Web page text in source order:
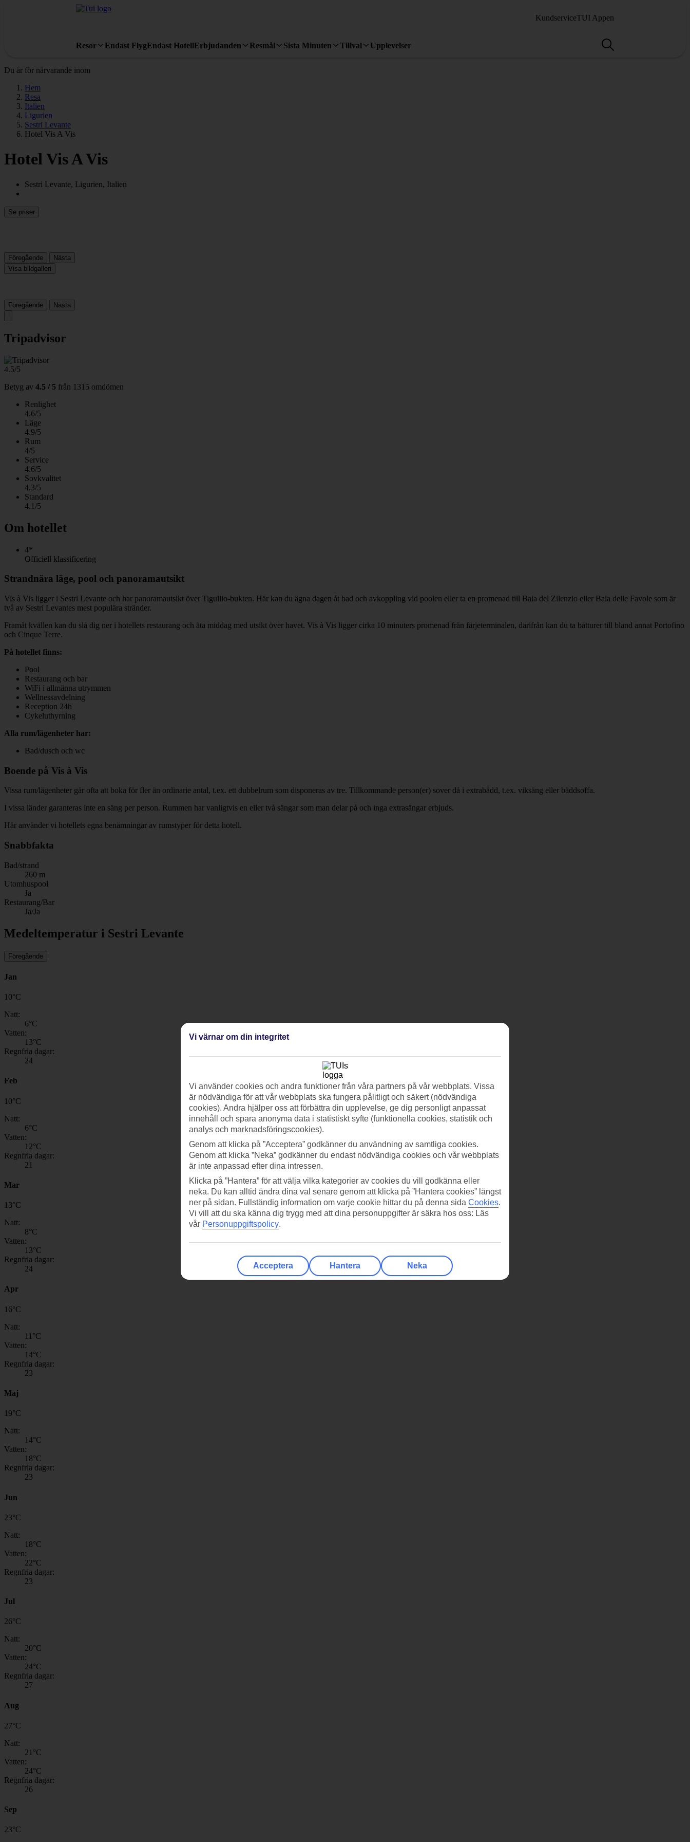
KundserviceTUI Appen
Resor Endast FlygEndast HotellErbjudanden Resmål Sista Minuten Tillval Upplevelser
Du är för närvarande inom
Hem
Resa
Italien
Ligurien
Sestri Levante
Hotel Vis A Vis
Hotel Vis A Vis
Sestri Levante, Ligurien, Italien
Se priser
Föregående
Nästa
Visa bildgalleri
Föregående Nästa
Tripadvisor
4.5/5
Betyg av 4.5 / 5 från 1315 omdömen
Renlighet
4.6/5
Läge
4.9/5
Rum
4/5
Service
4.6/5
Sovkvalitet
4.3/5
Standard
4.1/5
Om hotellet
4*
Officiell klassificering
Strandnära läge, pool och panoramautsikt
Vis à Vis ligger i Sestri Levante och har panoramautsikt över Tigullio-bukten. Här kan du ägna dagen åt bad och avkoppling vid poolen eller ta en promenad till Baia del Zilenzio eller Baia delle Favole som är
två av Sestri Levantes mest populära stränder.
Framåt kvällen kan du slå dig ner i hotellets restaurang och äta middag med utsikt över havet. Vis à Vis ligger cirka 10 minuters promenad från färjeterminalen, därifrån kan du ta båtturer till bland annat Portofino
och Cinque Terre.
På hotellet finns:
Pool
Restaurang och bar
WiFi i allmänna utrymmen
Wellnessavdelning
Reception 24h
Cykeluthyrning
Alla rum/lägenheter har:
Bad/dusch och wc
Boende på Vis à Vis
Vissa rum/lägenheter går ofta att boka för fler än ordinarie antal, t.ex. ett dubbelrum som disponeras av tre. Tillkommande person(er) sover då i extrabädd, t.ex. viksäng eller bäddsoffa.
I vissa länder garanteras inte en säng per person. Rummen har vanligtvis en eller två sängar som man delar på och inga extrasängar erbjuds.
Här använder vi hotellets egna benämningar av rumstyper för detta hotell.
Snabbfakta
Bad/strand
260 m
Utomhuspool
Ja
Restaurang/Bar
Ja/Ja
Medeltemperatur i Sestri Levante
Föregående
Jan
10°C
Natt:
6°C
Vatten:
13°C
Regnfria dagar:
24
Feb
10°C
Natt:
6°C
Vatten:
12°C
Regnfria dagar:
21
Mar
13°C
Natt:
8°C
Vatten:
13°C
Regnfria dagar:
24
Apr
16°C
Natt:
11 °C
Vatten:
14°C
Regnfria dagar:
23
Maj
19°C
Natt:
14°C
Vatten:
18°C
Regnfria dagar:
23
Jun
23°C
Natt:
18°C
Vatten:
22°C
Regnfria dagar:
23
Jul
26°C
Natt:
20°C
Vatten:
24°C
Regnfria dagar:
27
Aug
27°C
Natt:
21 °C
Vatten:
24°C
Regnfria dagar:
26
Sep
23°C
Vi värnar om din integritet
Vi använder cookies och andra funktioner från våra partners på vår webbplats. Vissa
är nödvändiga för att vår webbplats ska fungera pålitligt och säkert (nödvändiga
cookies). Andra hjälper oss att förbättra din upplevelse, ge dig personligt anpassat
innehåll och spara anonyma data i statistiskt syfte (funktionella cookies, statistik och
analys och marknadsföringscookies).
Genom att klicka på ”Acceptera” godkänner du användning av samtliga cookies.
Genom att klicka ”Neka” godkänner du endast nödvändiga cookies och vår webbplats
är inte anpassad efter dina intressen.
Klicka på ”Hantera” för att välja vilka kategorier av cookies du vill godkänna eller
neka. Du kan alltid ändra dina val senare genom att klicka på ”Hantera cookies” längst
ner på sidan. Fullständig information om varje cookie hittar du på denna sida Cookies.
Vi vill att du ska känna dig trygg med att dina personuppgifter är säkra hos oss: Läs
vår Personuppgiftspolicy.
Acceptera Hantera Neka